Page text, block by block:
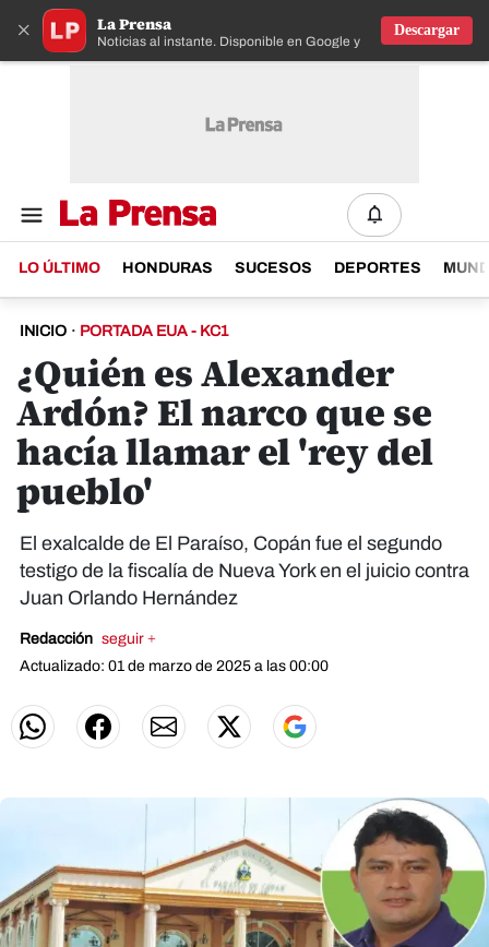
× La Prensa
Noticias al instante. Disponible en Google y IOS
Descargar
LO ÚLTIMO HONDURAS SUCESOS DEPORTES
INICIO · PORTADA EUA - KC1
¿Quién es Alexander
Ardón? El narco que se
hacía llamar el 'rey del
pueblo'
El exalcalde de El Paraíso, Copán fue el segundo
testigo de la fiscalía de Nueva York en el juicio contra
Juan Orlando Hernández
Redacción seguir +
Actualizado: 01 de marzo de 2025 a las 00:00